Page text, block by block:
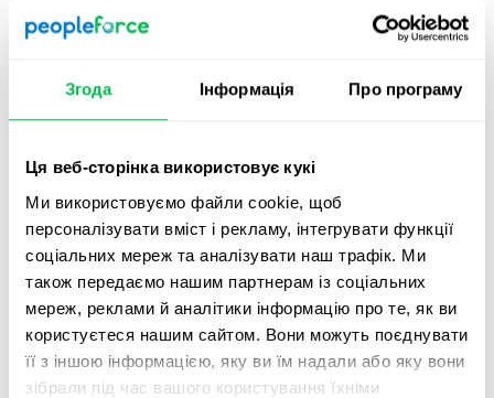
Згода Інформація Про програму
Ця веб-сторінка використовує кукі
Ми використовуємо файли cookie, щоб
персоналізувати вміст і рекламу, інтегрувати функції
соціальних мереж та аналізувати наш трафік. Ми
також передаємо нашим партнерам із соціальних
мереж, реклами й аналітики інформацію про те, як ви
користуєтеся нашим сайтом. Вони можуть поєднувати
її з іншою інформацією, яку ви їм надали або яку вони
зібрали під час вашого користування їхніми
виявили достатньо прагнення і рішучості для
досягнення цілей компанії?
Ми абсолютно згодні з тим, що культура в компанії
твердження все ще надто сміливе. Не всі компанії
особистість, і чому розвиток співробітників призведе
до високих показників компанії. Але 2023 обіцяє стати
роком перетворень саме в розрізі корпоративної
культури. Тому робимо ставку, що вже на початку 2023
року ви замислитеся над тим, щоб отримати віддачу
від команди, її потрібно навчитися слухати. Якщо ви
цього ще не зробили.